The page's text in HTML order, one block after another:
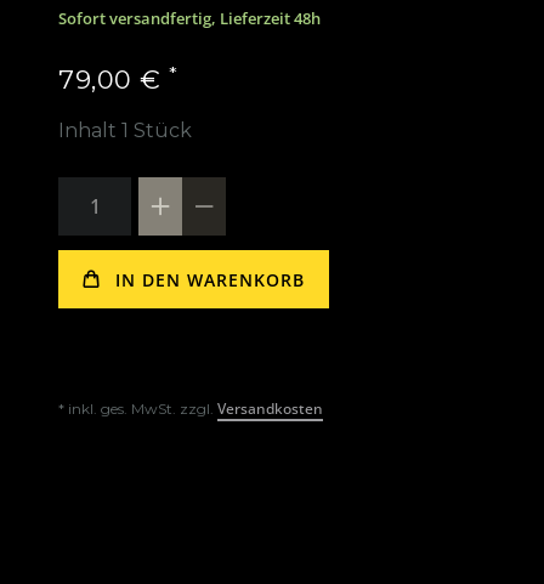
Sofort versandfertig, Lieferzeit 48h
79,00 € *
Inhalt 1 Stück
IN DEN WARENKORB
* inkl. ges. MwSt. zzgl. Versandkosten